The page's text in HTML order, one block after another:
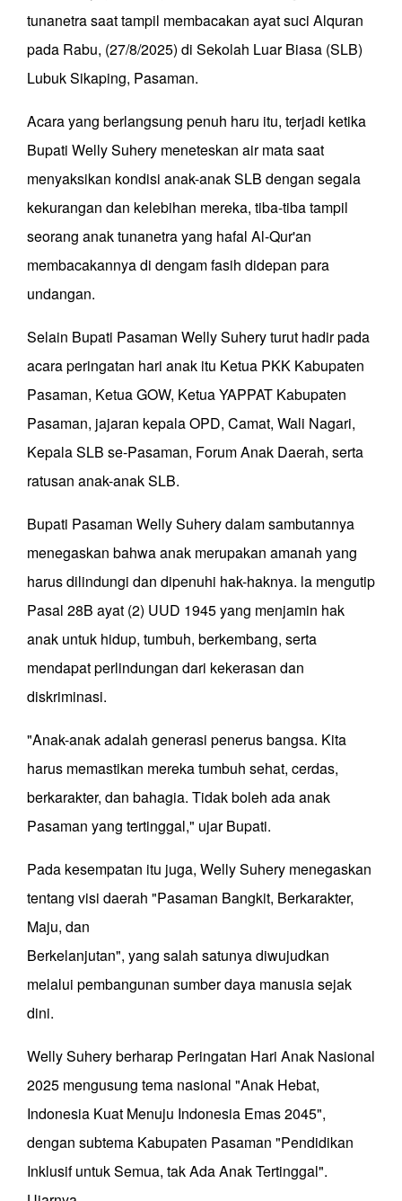
tunanetra saat tampil membacakan ayat suci Alquran
pada Rabu, (27/8/2025) di Sekolah Luar Biasa (SLB)
Lubuk Sikaping, Pasaman.
Acara yang berlangsung penuh haru itu, terjadi ketika
Bupati Welly Suhery meneteskan air mata saat
menyaksikan kondisi anak-anak SLB dengan segala
kekurangan dan kelebihan mereka, tiba-tiba tampil
seorang anak tunanetra yang hafal Al-Qur'an
membacakannya di dengam fasih didepan para
undangan.
Selain Bupati Pasaman Welly Suhery turut hadir pada
acara peringatan hari anak itu Ketua PKK Kabupaten
Pasaman, Ketua GOW, Ketua YAPPAT Kabupaten
Pasaman, jajaran kepala OPD, Camat, Wali Nagari,
Kepala SLB se-Pasaman, Forum Anak Daerah, serta
ratusan anak-anak SLB.
Bupati Pasaman Welly Suhery dalam sambutannya
menegaskan bahwa anak merupakan amanah yang
harus dilindungi dan dipenuhi hak-haknya. la mengutip
Pasal 28B ayat (2) UUD 1945 yang menjamin hak
anak untuk hidup, tumbuh, berkembang, serta
mendapat perlindungan dari kekerasan dan
diskriminasi.
"Anak-anak adalah generasi penerus bangsa. Kita
harus memastikan mereka tumbuh sehat, cerdas,
berkarakter, dan bahagia. Tidak boleh ada anak
Pasaman yang tertinggal," ujar Bupati.
Pada kesempatan itu juga, Welly Suhery menegaskan
tentang visi daerah "Pasaman Bangkit, Berkarakter,
Maju, dan
Berkelanjutan", yang salah satunya diwujudkan
melalui pembangunan sumber daya manusia sejak
dini.
Welly Suhery berharap Peringatan Hari Anak Nasional
2025 mengusung tema nasional "Anak Hebat,
Indonesia Kuat Menuju Indonesia Emas 2045",
dengan subtema Kabupaten Pasaman "Pendidikan
Inklusif untuk Semua, tak Ada Anak Tertinggal".